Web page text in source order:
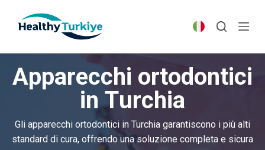
p
o
n
t
Apparecchi ortodontici
in Turchia
Gli apparecchi ortodontici in Turchia garantiscono i più alti
standard di cura, offrendo una soluzione completa e sicura